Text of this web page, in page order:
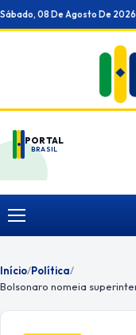
Ir
para
Sábado, 08 De Agosto De 2026
PORTAL
BRASIL
Menu
Início/Política/